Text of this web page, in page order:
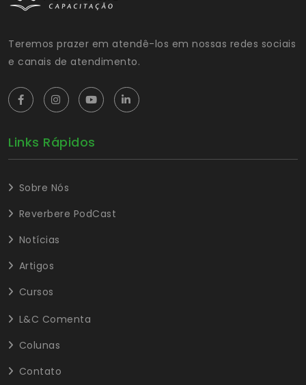
Teremos prazer em atendê-los em nossas redes sociais
e canais de atendimento.
Links Rápidos
Sobre Nós
Reverbere PodCast
Notícias
Artigos
Cursos
L&C Comenta
Colunas
Contato